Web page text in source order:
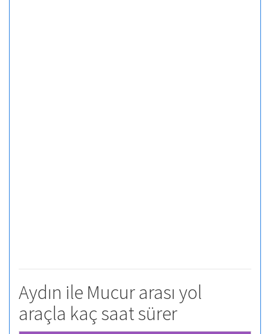
Aydın ile Mucur arası yol
araçla kaç saat sürer